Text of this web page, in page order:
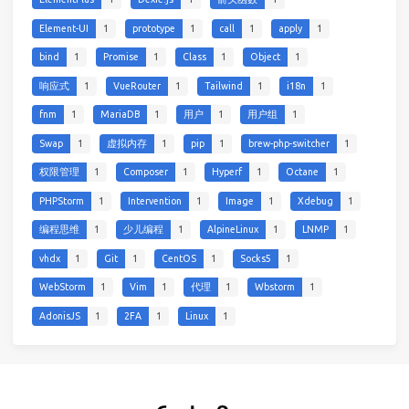
Element-UI 1 prototype 1 call 1 apply 1
bind 1 Promise 1 Class 1 Object 1
响应式 1 VueRouter 1 Tailwind 1 i18n 1
fnm 1 MariaDB 1 用户 1 用户组 1
Swap 1 虚拟内存 1 pip 1 brew-php-switcher 1
权限管理 1 Composer 1 Hyperf 1 Octane 1
PHPStorm 1 Intervention 1 Image 1 Xdebug 1
编程思维 1 少儿编程 1 AlpineLinux 1 LNMP 1
vhdx 1 Git 1 CentOS 1 Socks5 1
WebStorm 1 Vim 1 代理 1 Wbstorm 1
AdonisJS 1 2FA 1 Linux 1